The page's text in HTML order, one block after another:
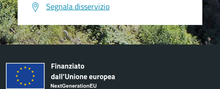
Segnala disservizio